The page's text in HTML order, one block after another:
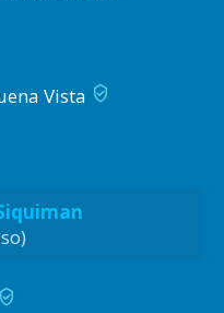
Vista